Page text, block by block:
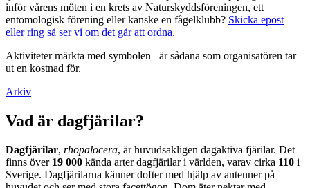
inför vårens möten i en krets av Naturskyddsföreningen, ett
entomologisk förening eller kanske en fågelklubb? Skicka epost
eller ring så ser vi om det går att ordna.
Aktiviteter märkta med symbolen
är sådana som organisatören tar
ut en kostnad för.
Arkiv
Vad är dagfjärilar?
Dagfjärilar, rhopalocera, är huvudsakligen dagaktiva fjärilar. Det
finns över 19 000 kända arter dagfjärilar i världen, varav cirka 110 i
Sverige. Dagfjärilarna känner dofter med hjälp av antenner på